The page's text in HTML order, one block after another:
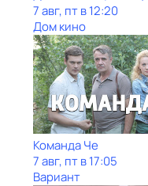
7 авг, пт в 12:20
Дом кино
Команда Че
7 авг, пт в 17:05
Вариант